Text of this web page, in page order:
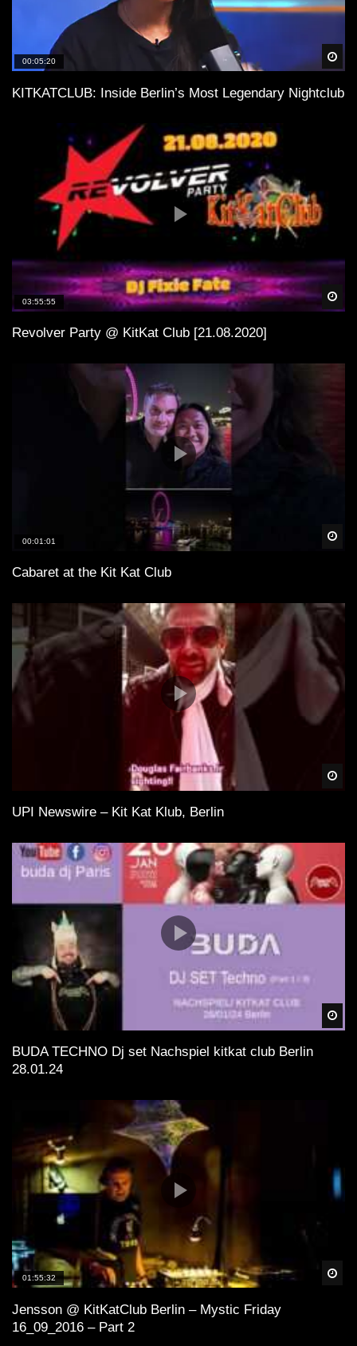
00:05:20
KITKATCLUB: Inside Berlin’s Most Legendary Nightclub
03:55:55
Revolver Party @ KitKat Club [21.08.2020]
00:01:01
Cabaret at the Kit Kat Club
UPI Newswire – Kit Kat Klub, Berlin
BUDA TECHNO Dj set Nachspiel kitkat club Berlin
28.01.24
01:55:32
Jensson @ KitKatClub Berlin – Mystic Friday
16_09_2016 – Part 2